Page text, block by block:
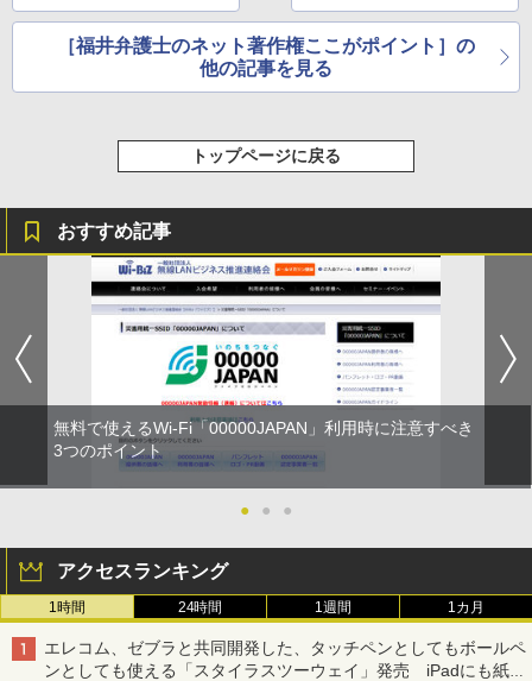
［福井弁護士のネット著作権ここがポイント］の
他の記事を見る
トップページに戻る
おすすめ記事
無料で使えるWi-Fi「00000JAPAN」利用時に注意すべき
3つのポイント
● ● ●
アクセスランキング
1時間 24時間 1週間 1カ月
エレコム、ゼブラと共同開発した、タッチペンとしてもボールペ
ンとしても使える「スタイラスツーウェイ」発売 iPadにも紙に